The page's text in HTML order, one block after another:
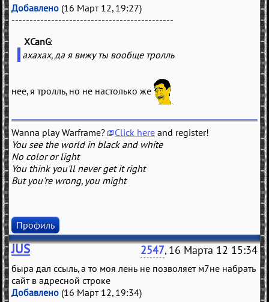
Добавлено (16 Март 12, 19:27)
---------------------------------------------
XCanG
ахахах, да я вижу ты вообще тролль
нее, я тролль, но не настолько же
Wanna play Warframe? Click here and register!
You see the world in black and white
No color or light
You think you'll never get it right
But you're wrong, you might
Профиль
JUS 2547, 16 Марта 12 15:34
быра дал ссыль, а то моя лень не позволяет м7не набрать
сайт в адресной строке
Добавлено (16 Март 12, 19:34)